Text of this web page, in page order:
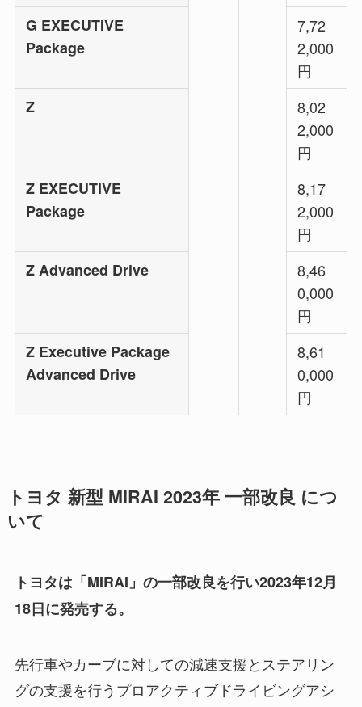
G EXECUTIVE
Package
7,72
2,000
円
Z
8,02
2,000
円
Z EXECUTIVE
Package
8,17
2,000
円
Z Advanced Drive
8,46
0,000
円
Z Executive Package
Advanced Drive
8,61
0,000
円
トヨタ 新型 MIRAI 2023年 一部改良 につ
いて
トヨタは「MIRAI」の一部改良を行い2023年12月
18日に発売する。
先行車やカーブに対しての減速支援とステアリン
グの支援を行うプロアクティブドライビングアシ